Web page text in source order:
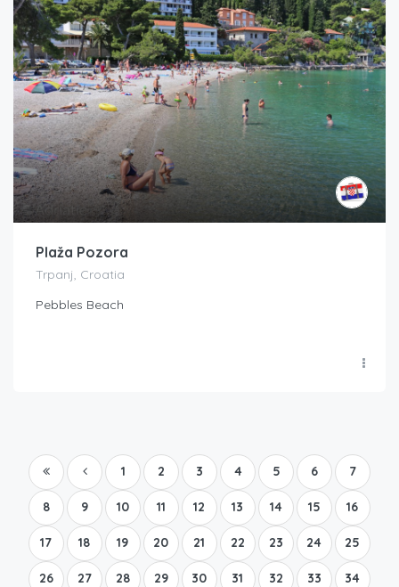
Plaža Pozora
Trpanj, Croatia
Pebbles Beach
1 2 3 4 5 6 7
8 9 10 11 12 13 14 15 16
17 18 19 20 21 22 23 24 25
26 27 28 29 30 31 32 33 34